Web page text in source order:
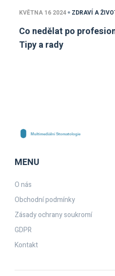
KVĚTNA 16 2024 ZDRAVÍ A
Co nedělat po
Tipy a rady
MENU
O nás
Obchodní podmínky
Zásady ochrany soukromí
GDPR
Kontakt